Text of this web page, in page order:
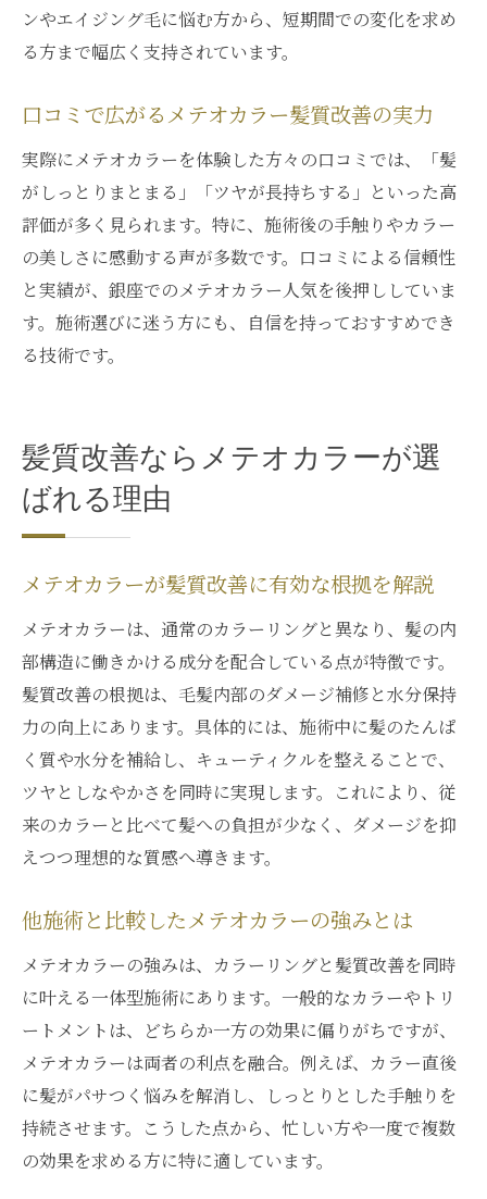
ンやエイジング毛に悩む方から、短期間での変化を求め
る方まで幅広く支持されています。
口コミで広がるメテオカラー髪質改善の実力
実際にメテオカラーを体験した方々の口コミでは、「髪
がしっとりまとまる」「ツヤが長持ちする」といった高
評価が多く見られます。特に、施術後の手触りやカラー
の美しさに感動する声が多数です。口コミによる信頼性
と実績が、銀座でのメテオカラー人気を後押ししていま
す。施術選びに迷う方にも、自信を持っておすすめでき
る技術です。
髪質改善ならメテオカラーが選
ばれる理由
メテオカラーが髪質改善に有効な根拠を解説
メテオカラーは、通常のカラーリングと異なり、髪の内
部構造に働きかける成分を配合している点が特徴です。
髪質改善の根拠は、毛髪内部のダメージ補修と水分保持
力の向上にあります。具体的には、施術中に髪のたんぱ
く質や水分を補給し、キューティクルを整えることで、
ツヤとしなやかさを同時に実現します。これにより、従
来のカラーと比べて髪への負担が少なく、ダメージを抑
えつつ理想的な質感へ導きます。
他施術と比較したメテオカラーの強みとは
メテオカラーの強みは、カラーリングと髪質改善を同時
に叶える一体型施術にあります。一般的なカラーやトリ
ートメントは、どちらか一方の効果に偏りがちですが、
メテオカラーは両者の利点を融合。例えば、カラー直後
に髪がパサつく悩みを解消し、しっとりとした手触りを
持続させます。こうした点から、忙しい方や一度で複数
の効果を求める方に特に適しています。